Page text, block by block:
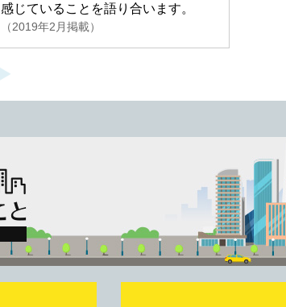
感じていることを語り合います。
（2019年2月掲載）